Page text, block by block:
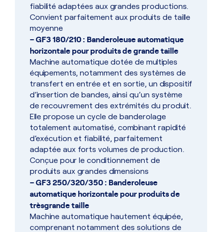
fiabilité adaptées aux grandes productions.
Convient parfaitement aux produits de taille
moyenne
– GF3 180/210 : Banderoleuse automatique
horizontale pour produits de grande taille
Machine automatique dotée de multiples
équipements, notamment des systèmes de
transfert en entrée et en sortie, un dispositif
d’insertion de bandes, ainsi qu’un système
de recouvrement des extrémités du produit.
Elle propose un cycle de banderolage
totalement automatisé, combinant rapidité
d’exécution et fiabilité, parfaitement
adaptée aux forts volumes de production.
Conçue pour le conditionnement de
produits aux grandes dimensions
– GF3 250/320/350 : Banderoleuse
automatique horizontale pour produits de
trèsgrande taille
Machine automatique hautement équipée,
comprenant notamment des solutions de